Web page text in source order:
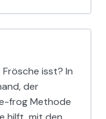
isst? In
der
frog Methode